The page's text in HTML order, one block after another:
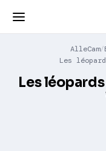
AlleCam
Les
Les